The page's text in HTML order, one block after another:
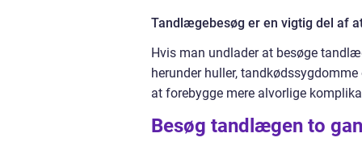
Tandlægebesøg er en vigtig del af
Hvis man undlader at besøge
herunder huller,
at forebygge mere alvorlige
Besøg tandlægen to